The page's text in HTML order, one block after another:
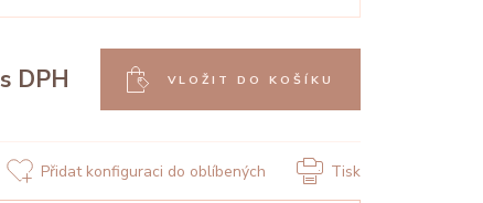
s DPH VLOŽIT DO KOŠÍKU
Přidat konfiguraci do oblíbených Tisk